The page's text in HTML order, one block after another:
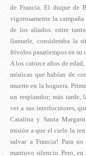
de Francia. El duque de
vigorosamente la
de los aliados. entre
llamarle, consideraba la
frívolos pasatiempos en su
A los catorce años de
místicas que habían de
muerte en la hoguera.
un resplandor; más tarde,
ver a sus interlocutores,
Catalina y Santa
misión a que el cielo la
salvar a Francia! Para
mantuvo silencio. Pero, en